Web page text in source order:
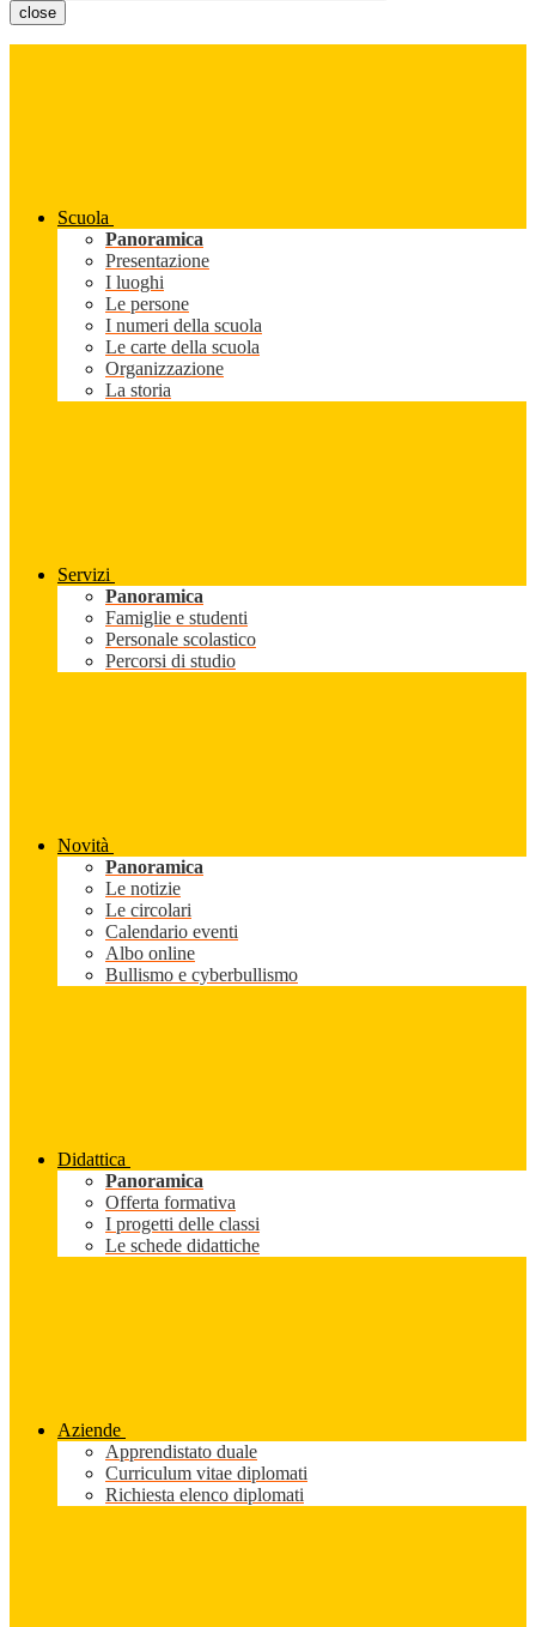
close
Scuola
Panoramica
Presentazione
I luoghi
Le persone
I numeri della scuola
Le carte della scuola
Organizzazione
La storia
Servizi
Panoramica
Famiglie e studenti
Personale scolastico
Percorsi di studio
Novità
Panoramica
Le notizie
Le circolari
Calendario eventi
Albo online
Bullismo e cyberbullismo
Didattica
Panoramica
Offerta formativa
I progetti delle classi
Le schede didattiche
Aziende
Apprendistato duale
Curriculum vitae diplomati
Richiesta elenco diplomati